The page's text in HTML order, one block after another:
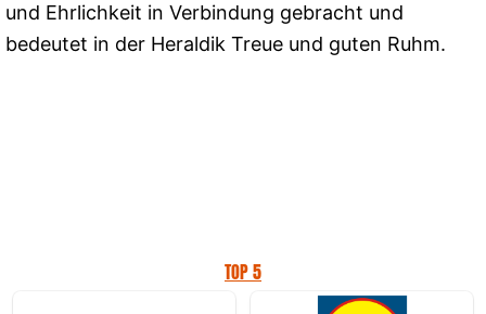
und Ehrlichkeit in Verbindung gebracht und
bedeutet in der Heraldik Treue und guten Ruhm.
TOP 5